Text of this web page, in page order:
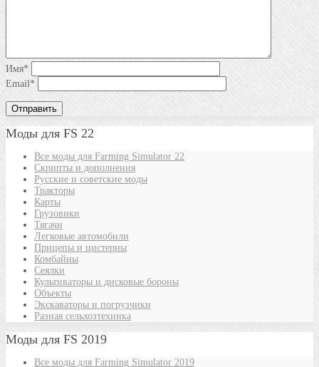
Имя*
Email*
Моды для FS 22
Все моды для Farming Simulator 22
Скрипты и дополнения
Русские и советские моды
Тракторы
Карты
Грузовики
Тягачи
Легковые автомобили
Прицепы и цистерны
Комбайны
Сеялки
Культиваторы и дисковые бороны
Объекты
Экскаваторы и погрузчики
Разная сельхозтехника
Моды для FS 2019
Все моды для Farming Simulator 2019